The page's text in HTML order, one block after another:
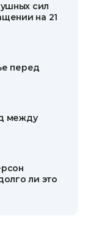
сил
на 21
перед
между
ли это